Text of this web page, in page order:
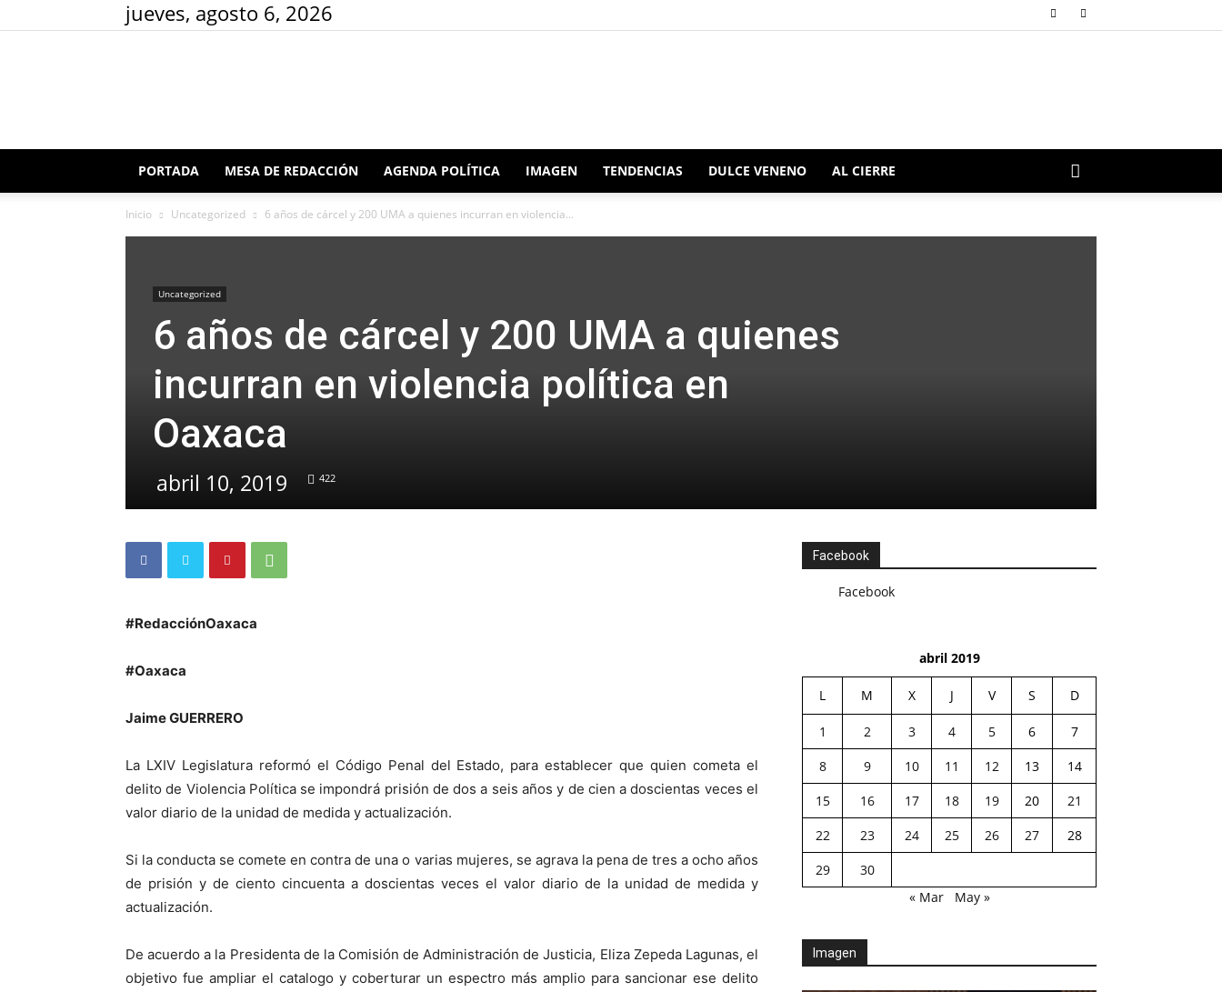
jueves, agosto 6, 2026
Redacción
PORTADA MESA DE REDACCIÓN AGENDA POLÍTICA IMAGEN TENDENCIAS DULCE VENENO AL CIERRE
Inicio Uncategorized 6 años de cárcel y 200 UMA a quienes incurran en violencia...
Uncategorized
6 años de cárcel y 200 UMA a quienes
incurran en violencia política en
Oaxaca
abril 10, 2019 422
#RedacciónOaxaca
#Oaxaca
Jaime GUERRERO
La LXIV Legislatura reformó el Código Penal del Estado, para establecer que quien cometa el
delito de Violencia Política se impondrá prisión de dos a seis años y de cien a doscientas veces el
valor diario de la unidad de medida y actualización.
Si la conducta se comete en contra de una o varias mujeres, se agrava la pena de tres a ocho años
de prisión y de ciento cincuenta a doscientas veces el valor diario de la unidad de medida y
actualización.
De acuerdo a la Presidenta de la Comisión de Administración de Justicia, Eliza Zepeda Lagunas, el
objetivo fue ampliar el catalogo y coberturar un espectro más amplio para sancionar ese delito
Facebook
Facebook
abril 2019
L M X J V S D
1 2 3 4 5 6
7
8
9 10 11 12 13
14
15
16 17 18 19 20
21
22
23 24 25 26 27
28
29
30
« Mar
May »
Imagen